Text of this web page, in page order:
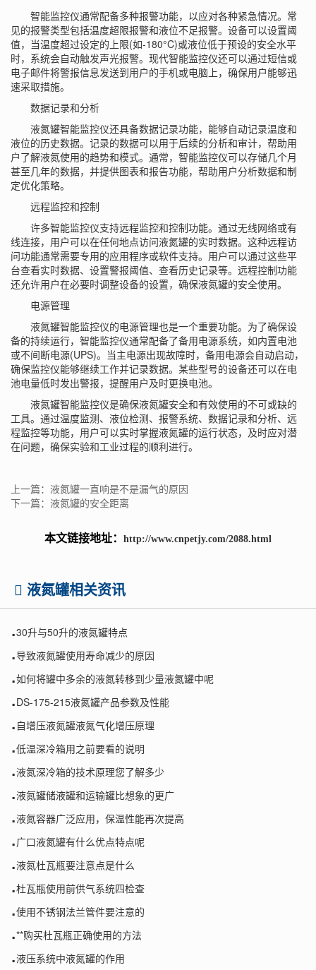
智能监控仪通常配备多种报警功能，以应对各种紧急情况。常
见的报警类型包括温度超限报警和液位不足报警。设备可以设置阈
值，当温度超过设定的上限(如-180°C)或液位低于预设的安全水平
时，系统会自动触发声光报警。现代智能监控仪还可以通过短信或
电子邮件将警报信息发送到用户的手机或电脑上，确保用户能够迅
速采取措施。
数据记录和分析
液氮罐智能监控仪还具备数据记录功能，能够自动记录温度和
液位的历史数据。记录的数据可以用于后续的分析和审计，帮助用
户了解液氮使用的趋势和模式。通常，智能监控仪可以存储几个月
甚至几年的数据，并提供图表和报告功能，帮助用户分析数据和制
定优化策略。
远程监控和控制
许多智能监控仪支持远程监控和控制功能。通过无线网络或有
线连接，用户可以在任何地点访问液氮罐的实时数据。这种远程访
问功能通常需要专用的应用程序或软件支持。用户可以通过这些平
台查看实时数据、设置警报阈值、查看历史记录等。远程控制功能
还允许用户在必要时调整设备的设置，确保液氮罐的安全使用。
电源管理
液氮罐智能监控仪的电源管理也是一个重要功能。为了确保设
备的持续运行，智能监控仪通常配备了备用电源系统，如内置电池
或不间断电源(UPS)。当主电源出现故障时，备用电源会自动启动，
确保监控仪能够继续工作并记录数据。某些型号的设备还可以在电
池电量低时发出警报，提醒用户及时更换电池。
液氮罐智能监控仪是确保液氮罐安全和有效使用的不可或缺的
工具。通过温度监测、液位检测、报警系统、数据记录和分析、远
程监控等功能，用户可以实时掌握液氮罐的运行状态，及时应对潜
在问题，确保实验和工业过程的顺利进行。
上一篇：液氮罐一直响是不是漏气的原因
下一篇：液氮罐的安全距离
本文链接地址： http://www.cnpetjy.com/2088.html
液氮罐相关资讯
.30升与50升的液氮罐特点
.导致液氮罐使用寿命减少的原因
.如何将罐中多余的液氮转移到少量液氮罐中呢
.DS-175-215液氮罐产品参数及性能
. 自增压液氮罐液氮气化增压原理
.低温深冷箱用之前要看的说明
.液氮深冷箱的技术原理您了解多少
.液氮罐储液罐和运输罐比想象的更广
.液氮容器广泛应用，保温性能再次提高
.广口液氮罐有什么优点特点呢
.液氮杜瓦瓶要注意点是什么
.杜瓦瓶使用前供气系统四检查
.使用不锈钢法兰管件要注意的
.**购买杜瓦瓶正确使用的方法
.液压系统中液氮罐的作用